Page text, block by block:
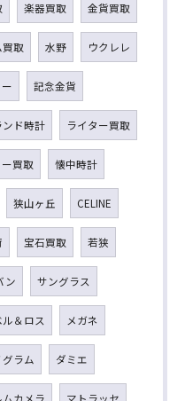
楽器買取 金貨買取
取 水野 ウクレレ
記念金貨
ンド時計 ライター買取
買取 懐中時計
狭山ヶ丘 CELINE
宝石買取 若狭
ン サングラス
ル＆ロス メガネ
グラム ダミエ